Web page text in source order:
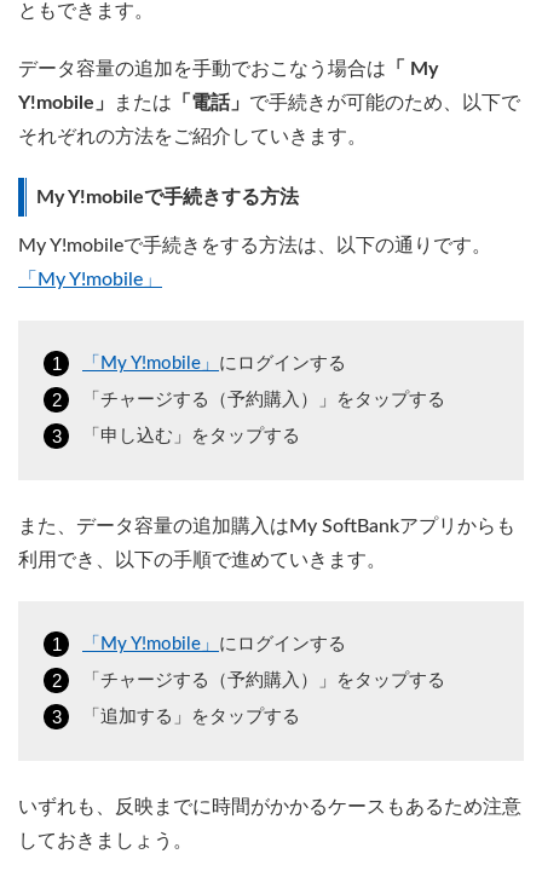
ともできます。
データ容量の追加を手動でおこなう場合は 「 My
Y!mobile」
または 「電話」 で手続きが可能のため、以下で
それぞれの方法をご紹介していきます。
My Y!mobileで手続きする方法
My Y!mobileで手続きをする方法は、以下の通りです。
「My Y!mobile」
「My Y!mobile」 にログインする
「チャージする（予約購入）」をタップする
「申し込む」をタップする
また、データ容量の追加購入はMy SoftBankアプリからも
利用でき、以下の手順で進めていきます。
「My Y!mobile」 にログインする
「チャージする（予約購入）」をタップする
「追加する」をタップする
いずれも、反映までに時間がかかるケースもあるため注意
しておきましょう。